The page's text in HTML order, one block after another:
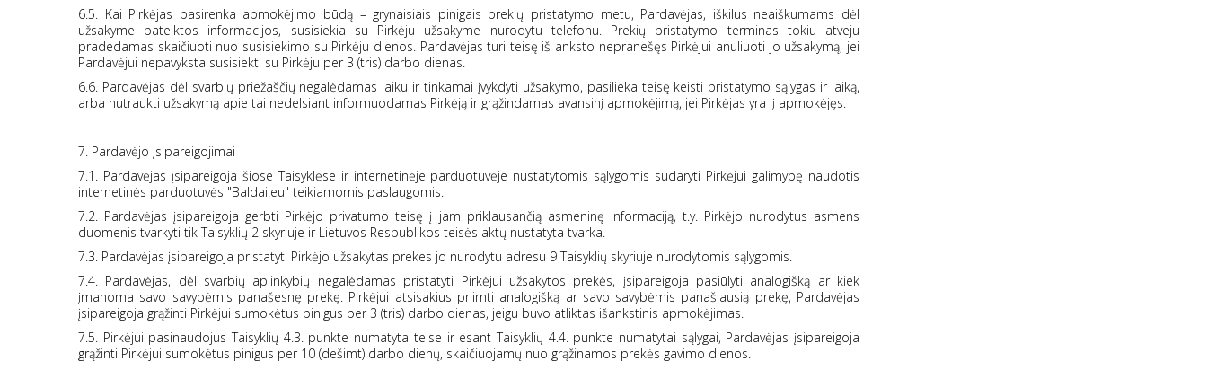
6.5. Kai Pirkėjas pasirenka apmokėjimo būdą – grynaisiais pinigais prekių pristatymo metu, Pardavėjas, iškilus neaiškumams dėl
užsakyme pateiktos informacijos, susisiekia su Pirkėju užsakyme nurodytu telefonu. Prekių pristatymo terminas tokiu atveju
pradedamas skaičiuoti nuo susisiekimo su Pirkėju dienos. Pardavėjas turi teisę iš anksto nepranešęs Pirkėjui anuliuoti jo užsakymą, jei
Pardavėjui nepavyksta susisiekti su Pirkėju per 3 (tris) darbo dienas.
6.6. Pardavėjas dėl svarbių priežaščių negalėdamas laiku ir tinkamai įvykdyti užsakymo, pasilieka teisę keisti pristatymo sąlygas ir laiką,
arba nutraukti užsakymą apie tai nedelsiant informuodamas Pirkėją ir grąžindamas avansinį apmokėjimą, jei Pirkėjas yra jį apmokėjęs.
7. Pardavėjo įsipareigojimai
7.1. Pardavėjas įsipareigoja šiose Taisyklėse ir internetinėje parduotuvėje nustatytomis sąlygomis sudaryti Pirkėjui galimybę naudotis
internetinės parduotuvės "Baldai.eu" teikiamomis paslaugomis.
7.2. Pardavėjas įsipareigoja gerbti Pirkėjo privatumo teisę į jam priklausančią asmeninę informaciją, t.y. Pirkėjo nurodytus asmens
duomenis tvarkyti tik Taisyklių 2 skyriuje ir Lietuvos Respublikos teisės aktų nustatyta tvarka.
7.3. Pardavėjas įsipareigoja pristatyti Pirkėjo užsakytas prekes jo nurodytu adresu 9 Taisyklių skyriuje nurodytomis sąlygomis.
7.4. Pardavėjas, dėl svarbių aplinkybių negalėdamas pristatyti Pirkėjui užsakytos prekės, įsipareigoja pasiūlyti analogišką ar kiek
įmanoma savo savybėmis panašesnę prekę. Pirkėjui atsisakius priimti analogišką ar savo savybėmis panašiausią prekę, Pardavėjas
įsipareigoja grąžinti Pirkėjui sumokėtus pinigus per 3 (tris) darbo dienas, jeigu buvo atliktas išankstinis apmokėjimas.
7.5. Pirkėjui pasinaudojus Taisyklių 4.3. punkte numatyta teise ir esant Taisyklių 4.4. punkte numatytai sąlygai, Pardavėjas įsipareigoja
grąžinti Pirkėjui sumokėtus pinigus per 10 (dešimt) darbo dienų, skaičiuojamų nuo grąžinamos prekės gavimo dienos.